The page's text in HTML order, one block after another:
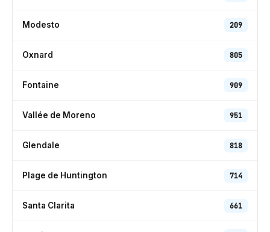
Modesto 209
Oxnard 805
Fontaine 909
Vallée de Moreno 951
Glendale 818
Plage de Huntington 714
Santa Clarita 661